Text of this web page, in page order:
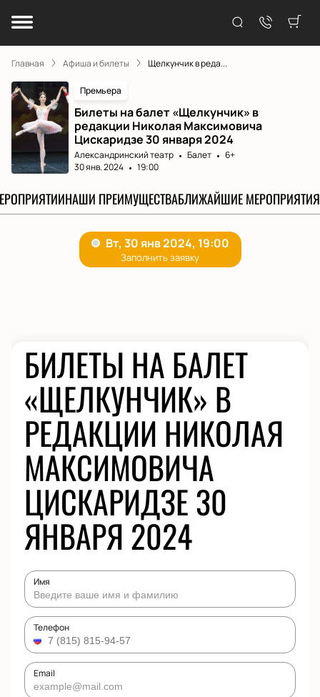
Главная Афиша и билеты Щелкунчик в реда...
Премьера
Билеты на балет «Щелкунчик» в
редакции Николая Максимовича
Цискаридзе 30 января 2024
Александринский театр Балет
6+
30 янв. 2024
19:00
НАШИ ПРЕИМУЩЕСТВАБЛИЖАЙШИЕ МЕРОПРИЯТИЯ
БИЛЕТЫ НА БАЛЕТ
«ЩЕЛКУНЧИК» В
РЕДАКЦИИ НИКОЛАЯ
МАКСИМОВИЧА
ЦИСКАРИДЗЕ 30
ЯНВАРЯ 2024
Имя
Телефон
Email